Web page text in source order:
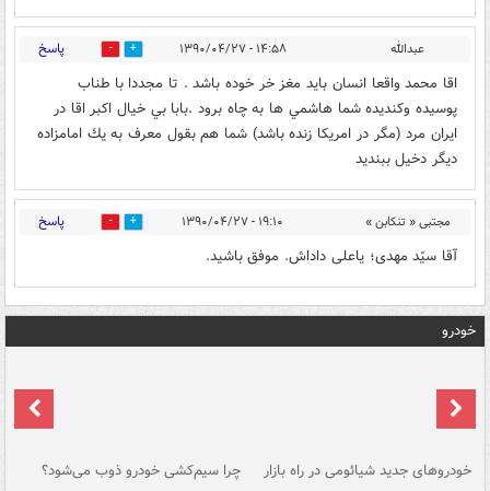
عبدالله ۱۴:۵۸ - ۱۳۹۰/۰۴/۲۷ 0 پاسخ
اقا محمد واقعا انسان بايد مغز خر خوده باشد . تا مجددا با طناب
پوسيده وكنديده شما هاشمي ها به چاه برود .بابا بي خيال اكبر اقا در
ايران مرد (مگر در امريكا زنده باشد) شما هم بقول معرف به يك امامزاده
ديگر دخيل ببنديد
مجتبی « تنکابن » ۱۹:۱۰ - ۱۳۹۰/۰۴/۲۷ 0 پاسخ
آقا سیّد مهدی؛ یاعلی داداش. موفق باشید.
خودرو
خودروهای جدید شیائومی در راه بازار چرا سیم‌کشی خودرو ذوب می‌شود؟